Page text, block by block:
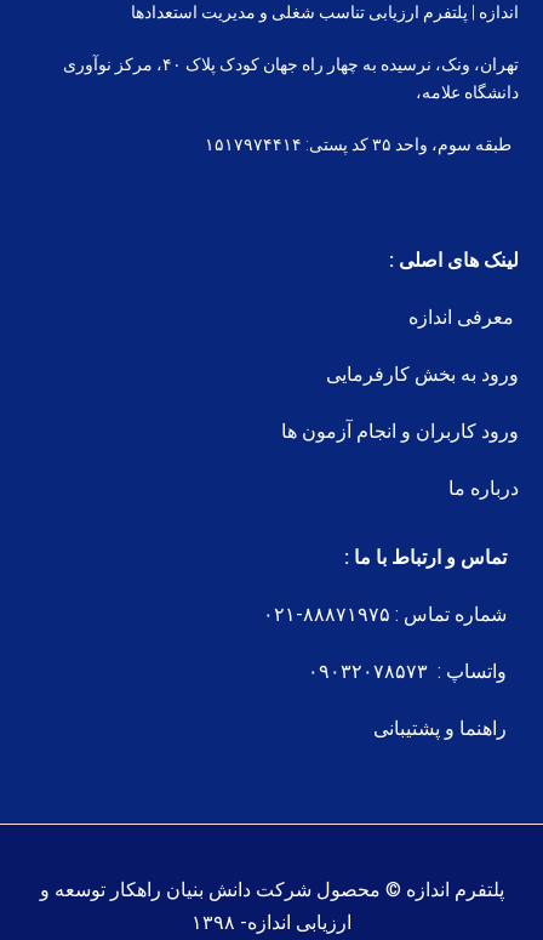
اندازه | پلتفرم ارزیابی تناسب شغلی و مدیریت استعدادها
تهران، ونک، نرسیده به چهار راه جهان کودک پلاک ۴۰، مرکز نوآوری
دانشگاه علامه،
طبقه سوم، واحد ۳۵ کد پستی: ۱۵۱۷۹۷۴۴۱۴
لینک های اصلی :
معرفی اندازه
ورود به بخش کارفرمایی
ورود کاربران و انجام آزمون ها
درباره ما
تماس و ارتباط با ما :
شماره تماس : ۸۸۸۷۱۹۷۵-۰۲۱
واتساپ : ۰۹۰۳۲۰۷۸۵۷۳
راهنما و پشتیبانی
پلتفرم اندازه © محصول شرکت دانش بنیان راهکار توسعه و
ارزیابی اندازه- ۱۳۹۸